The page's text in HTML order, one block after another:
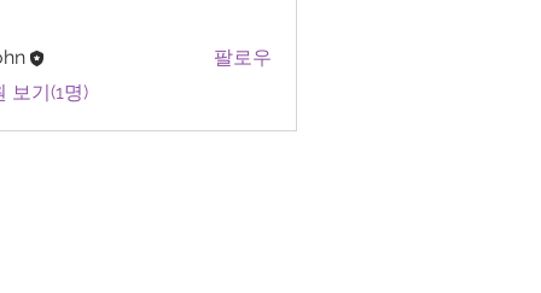
팔로우
보기(1명)